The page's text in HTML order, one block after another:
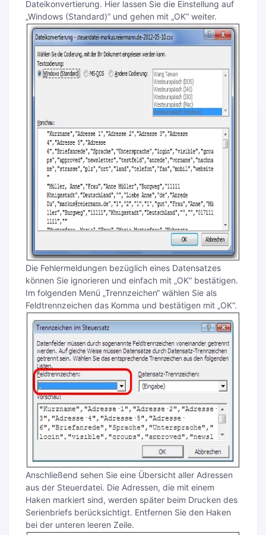
Dateikonvertierung. Hier lassen Sie die Einstellung auf
„Windows (Standard)“ und gehen mit „OK“ weiter.
Die Fehlermeldungen bezüglich eines Datensatzes
können Sie ignorieren und einfach mit „OK“ bestätigen.
Im folgenden Menü „Trennzeichen“ wählen Sie als
Feldtrennzeichen das Komma und bestätigen mit „OK“.
Anschließend sehen Sie eine Übersicht aller Adressen
aus der Steuerdatei. Die Adressen, die mit einem
Haken markiert sind, werden später beim Drucken des
Serienbriefs berücksichtigt. Entfernen Sie den Haken
bei der unteren leeren Zeile.